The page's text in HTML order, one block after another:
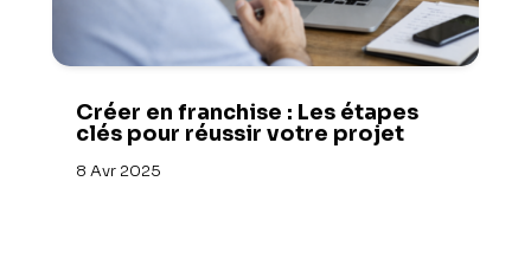
Créer en franchise : Les étapes
clés pour réussir votre projet
8 Avr 2025